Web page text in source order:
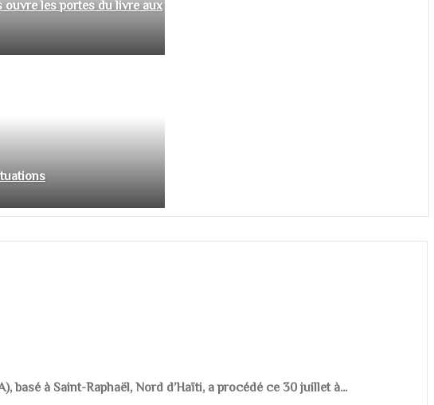
ouvre les portes du livre aux
à Saint-Raphaël, Nord d’Haïti, a procédé ce 30 juillet à...